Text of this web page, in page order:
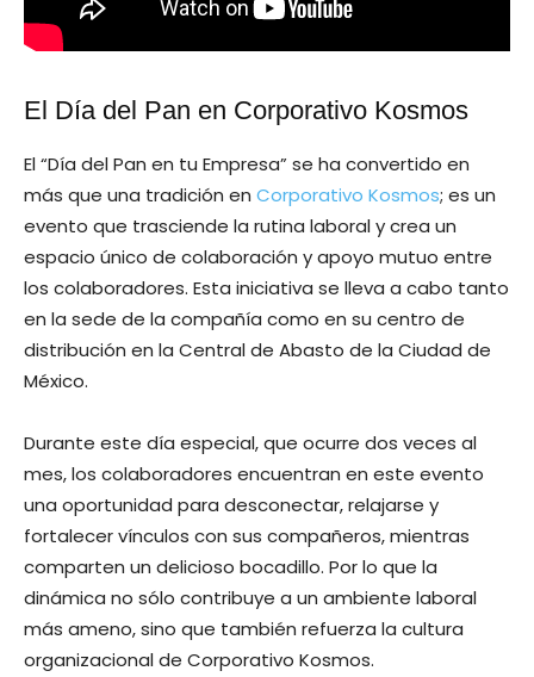
El Día del Pan en Corporativo Kosmos
El “Día del Pan en tu Empresa” se ha convertido en
más que una tradición en Corporativo Kosmos; es un
evento que trasciende la rutina laboral y crea un
espacio único de colaboración y apoyo mutuo entre
los colaboradores. Esta iniciativa se lleva a cabo tanto
en la sede de la compañía como en su centro de
distribución en la Central de Abasto de la Ciudad de
México.
Durante este día especial, que ocurre dos veces al
mes, los colaboradores encuentran en este evento
una oportunidad para desconectar, relajarse y
fortalecer vínculos con sus compañeros, mientras
comparten un delicioso bocadillo. Por lo que la
dinámica no sólo contribuye a un ambiente laboral
más ameno, sino que también refuerza la cultura
organizacional de Corporativo Kosmos.